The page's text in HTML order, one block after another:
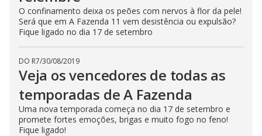
O confinamento deixa os peões com nervos à flor da pele!
Será que em A Fazenda 11 vem desistência ou expulsão?
Fique ligado no dia 17 de setembro
DO R7/30/08/2019
Veja os vencedores de todas as
temporadas de A Fazenda
Uma nova temporada começa no dia 17 de setembro e
promete fortes emoções, brigas e muito fogo no feno!
Fique ligado!